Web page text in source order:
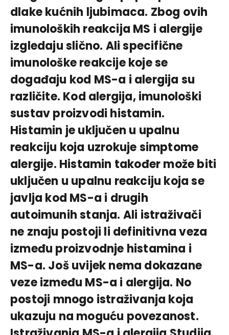
dlake kućnih ljubimaca. Zbog ovih
imunoloških reakcija MS i alergije
izgledaju slično. Ali specifične
imunološke reakcije koje se
događaju kod MS-a i alergija su
različite. Kod alergija, imunološki
sustav proizvodi histamin.
Histamin je uključen u upalnu
reakciju koja uzrokuje simptome
alergije. Histamin također može biti
uključen u upalnu reakciju koja se
javlja kod MS-a i drugih
autoimunih stanja. Ali istraživači
ne znaju postoji li definitivna veza
između proizvodnje histamina i
MS-a. Još uvijek nema dokazane
veze između MS-a i alergija. No
postoji mnogo istraživanja koja
ukazuju na moguću povezanost.